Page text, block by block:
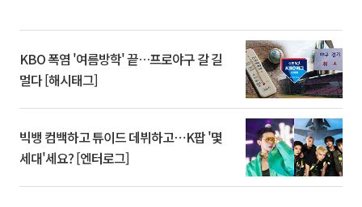
KBO 폭염 '여름방학' 끝…프로야구 갈 길
멀다 [해시태그]
빅뱅 컴백하고 튜이드 데뷔하고⋯K팝 '몇
세대'세요? [엔터로그]